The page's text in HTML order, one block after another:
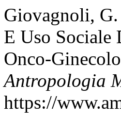
Giovagnoli,
E Uso Sociale
Onco-
Antropologia
https://